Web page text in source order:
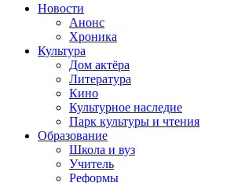
Новости
Анонс
Хроника
Культура
Дом актёра
Литература
Кино
Культурное наследие
Парк культуры и чтения
Образование
Школа и вуз
Учитель
Реформы